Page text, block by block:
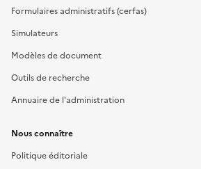
Formulaires administratifs (cerfas)
Simulateurs
Modèles de document
Outils de recherche
Annuaire de l'administration
Nous connaître
Politique éditoriale